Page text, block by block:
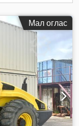
Мал оглас